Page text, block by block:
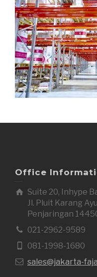
Office
Suite 20, Inhype
Jl. Pluit Karang
Penjaringan
021-2962-9589
081-1998-1680
sales@jakarta-